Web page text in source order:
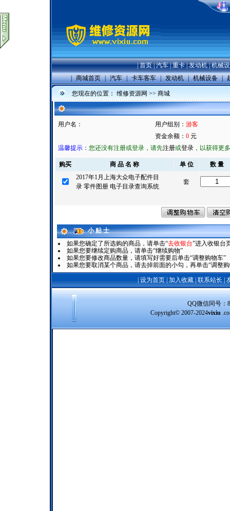
|首页|汽车|重卡|发动机|机械
| 商城首页 | 汽车 | 卡车客车 | 发动机 | 机械设备 |
您现在的位置： 维修资源网 >> 商城
用户名： 用户组别： 游客
资金余额： 0 元
温馨提示： 您还没有注册或登录，请先注册或登录 ，以获得更
购买 商 品 名 称 单 位
数 量
2017年1月上海大众电子配件目
录 零件图册 电子目录查询系统
套
小 贴 士
如果您确定了所选购的商品，请单击“去收银台”进入收银台
如果您要继续定购商品，请单击“继续购物”
如果您要修改商品数量，请填写好需要后单击“调整购物车”
如果您要取消某个商品，请去掉前面的小勾，再单击“调整
设为首页| 加入收藏| 联系站长
QQ微信同号：
Copyright© 2007-2024vixiu